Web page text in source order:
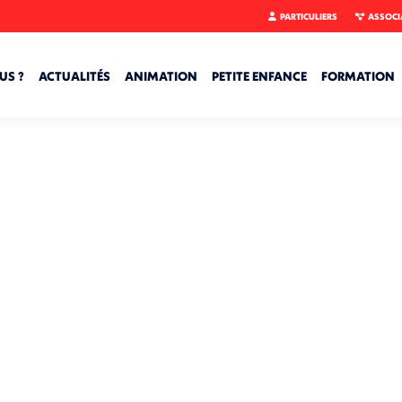
PARTICULIERS
? ACTUALITÉS ANIMATION PETITE ENFANCE FORMATION